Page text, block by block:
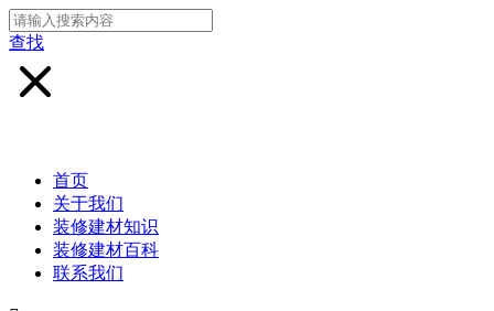
查找
首页
关于我们
装修建材知识
装修建材百科
联系我们